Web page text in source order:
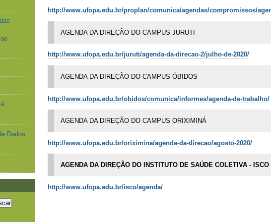
http://www.ufopa.edu.br/proplan/comunica/agendas/compromissos/
AGENDA DA DIREÇÃO DO CAMPUS JURUTI
http://www.ufopa.edu.br/juruti/agenda-da-direcao-2/julho-de-2020/
AGENDA DA DIREÇÃO DO CAMPUS ÓBIDOS
http://www.ufopa.edu.br/obidos/comunica/informes/agenda-de-trabalho/
AGENDA DA DIREÇÃO DO CAMPUS ORIXIMINÁ
http://www.ufopa.edu.br/oriximina/agenda-da-direcao/agosto-2020/
AGENDA DA DIREÇÃO DO INSTITUTO DE SAÚDE COLETIVA - ISCO
http://www.ufopa.edu.br/isco/agenda/
Dados